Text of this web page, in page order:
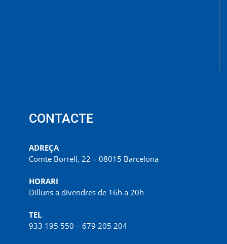
CONTACTE
ADREÇA
Comte Borrell, 22 – 08015 Barcelona
HORARI
Dilluns a divendres de 16h a 20h
TEL
933 195 550 – 679 205 204